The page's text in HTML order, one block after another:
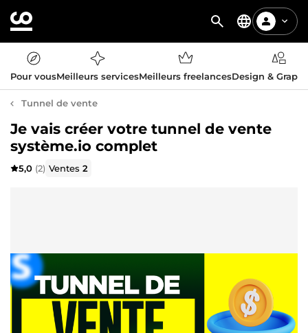
Pour vousMeilleurs servicesMeilleurs freelancesDesign &
Tunnel de vente
Je vais créer votre tunnel de vente
système.io complet
5,0 (2) Ventes2